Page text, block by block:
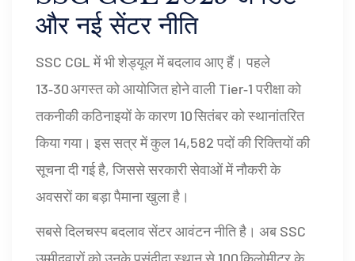
और नई सेंटर नीति
SSC CGL में भी शेड्यूल में बदलाव आए हैं। पहले
13‑30 अगस्त को आयोजित होने वाली Tier‑1 परीक्षा को
तकनीकी कठिनाइयों के कारण 10 सितंबर को स्थानांतरित
किया गया। इस सत्र में कुल 14,582 पदों की रिक्तियों की
सूचना दी गई है, जिससे सरकारी सेवाओं में नौकरी के
अवसरों का बड़ा पैमाना खुला है।
सबसे दिलचस्प बदलाव सेंटर आवंटन नीति है। अब SSC
उम्मीदवारों को उनके पसंदीदा स्थान से 100 किलोमीटर के